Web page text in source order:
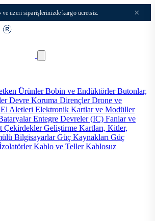
ve üzeri siparişlerinizde kargo ücretsiz. ×
ÜrünlerBobin ve EndüktörlerButonlar,
Devre Koruma DirençlerDrone ve
El Aletleri Elektronik Kartlar ve Modüller
Entegre Devreler (IC) Fanlar ve
ÇekirdeklerGeliştirme Kartları, Kitler,
BilgisayarlarGüç Kaynakları Güç
Kablo ve TellerKablosuz